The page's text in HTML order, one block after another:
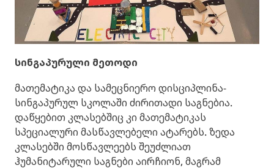
სინგაპურული მეთოდი
მათემატიკა და სამეცნიერო დისციპლინა-
სინგაპურულ სკოლაში ძირითადი საგნებია.
დაწყებით კლასებშიც კი მათემატიკას
სპეციალური მასწავლებელი ატარებს. ზედა
კლასებში მოსწავლეებს შეუძლიათ
ჰუმანიტარული საგნები აირჩიონ, მაგრამ